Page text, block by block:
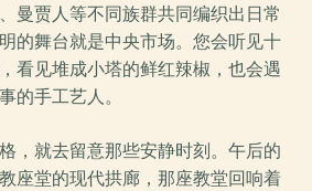
曼贾人等不同族群共同编织出日常
的舞台就是中央市场。您会听见十
看见堆成小塔的鲜红辣椒，也会遇
的手工艺人。
，就去留意那些安静时刻。午后的
座堂的现代拱廊，那座教堂回响着